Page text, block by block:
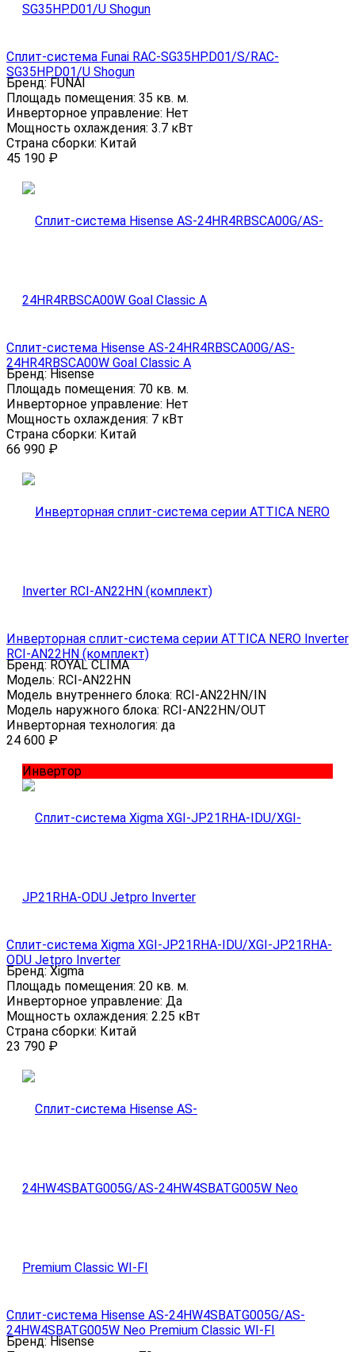
Сплит-система Funai RAC-SG35HP.D01/S/RAC-
SG35HP.D01/U Shogun
Бренд: FUNAI
Площадь помещения: 35 кв. м.
Инверторное управление: Нет
Мощность охлаждения: 3.7 кВт
Страна сборки: Китай
45 190 ₽
Сплит-система Hisense AS-24HR4RBSCA00G/AS-
24HR4RBSCA00W Goal Classic A
Бренд: Hisense
Площадь помещения: 70 кв. м.
Инверторное управление: Нет
Мощность охлаждения: 7 кВт
Страна сборки: Китай
66 990 ₽
Инверторная сплит-система серии ATTICA NERO Inverter
RCI-AN22HN (комплект)
Бренд: ROYAL CLIMA
Модель: RCI-AN22HN
Модель внутреннего блока: RCI-AN22HN/IN
Модель наружного блока: RCI-AN22HN/OUT
Инверторная технология: да
24 600 ₽
Инвертор
Сплит-система Xigma XGI-JP21RHA-IDU/XGI-JP21RHA-
ODU Jetpro Inverter
Бренд: Xigma
Площадь помещения: 20 кв. м.
Инверторное управление: Да
Мощность охлаждения: 2.25 кВт
Страна сборки: Китай
23 790 ₽
Сплит-система Hisense AS-24HW4SBATG005G/AS-
24HW4SBATG005W Neo Premium Classic WI-FI
Бренд: Hisense